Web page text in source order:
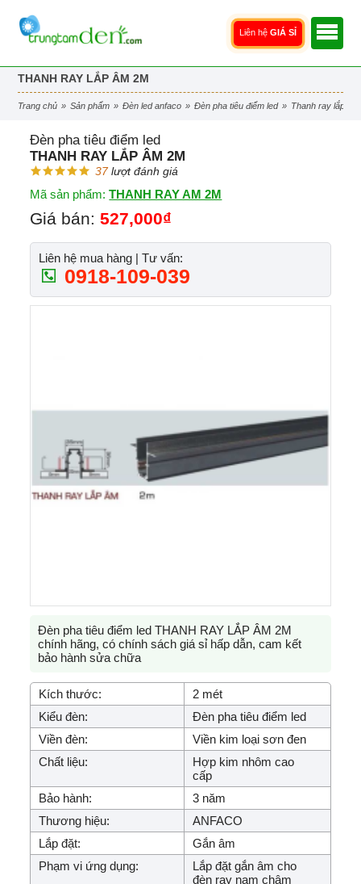
Liên hệ GIÁ SỈ
THANH RAY LẮP ÂM 2M
trang chủ » sản phẩm » đèn led anfaco » đèn pha tiêu điểm led » thanh ray lắp
Đèn pha tiêu điểm led
THANH RAY LẮP ÂM 2M
37lượt đánh giá
Mã sản phẩm:THANH RAY AM 2M
Giá bán:527,000₫
Liên hệ mua hàng | Tư vấn:
0918-109-039
Đèn pha tiêu điểm led THANH RAY LẮP ÂM 2M
chính hãng, có chính sách giá sỉ hấp dẫn, cam kết
bảo hành sửa chữa
Kích thước:
2 mét
Kiểu đèn:
Đèn pha tiêu điểm led
Viền đèn:
Viền kim loại sơn đen
Chất liệu:
Hợp kim nhôm cao
cấp
Bảo hành:
3 năm
Thương hiệu:
ANFACO
Lắp đặt:
Gắn âm
Phạm vi ứng dụng:
Lắp đặt gắn âm cho
đèn ray nam châm